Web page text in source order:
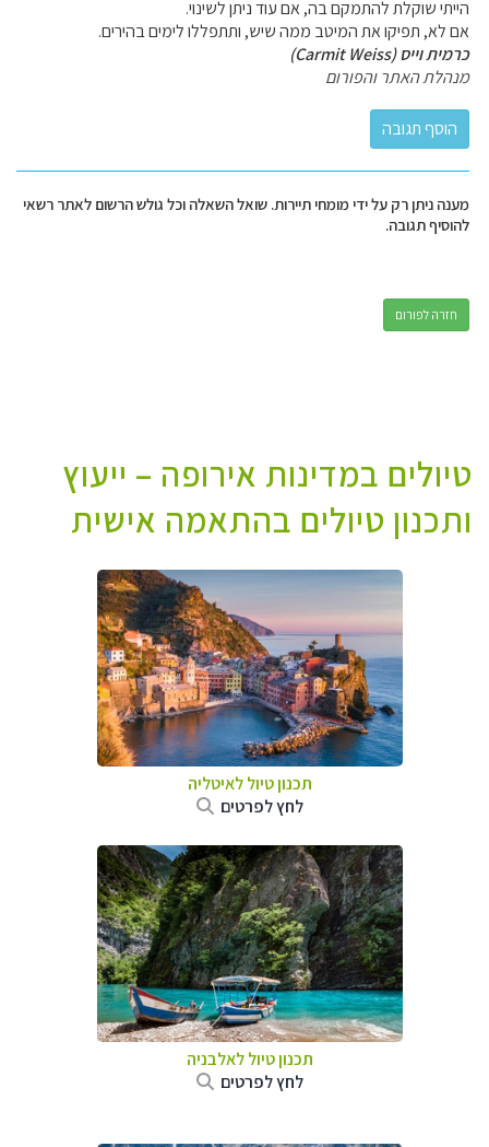
הייתי שוקלת להתמקם בה, אם עוד ניתן לשינוי.
אם לא, תפיקו את המיטב ממה שיש, ותתפללו לימים בהירים.
כרמית וייס (Carmit Weiss)
מנהלת האתר והפורום
מענה ניתן רק על ידי מומחי תיירות. שואל השאלה וכל גולש הרשום לאתר רשאי
להוסיף תגובה.
חזרה לפורום
טיולים במדינות אירופה – ייעוץ
ותכנון טיולים בהתאמה אישית
תכנון טיול לאיטליה
לחץ לפרטים
תכנון טיול לאלבניה
לחץ לפרטים